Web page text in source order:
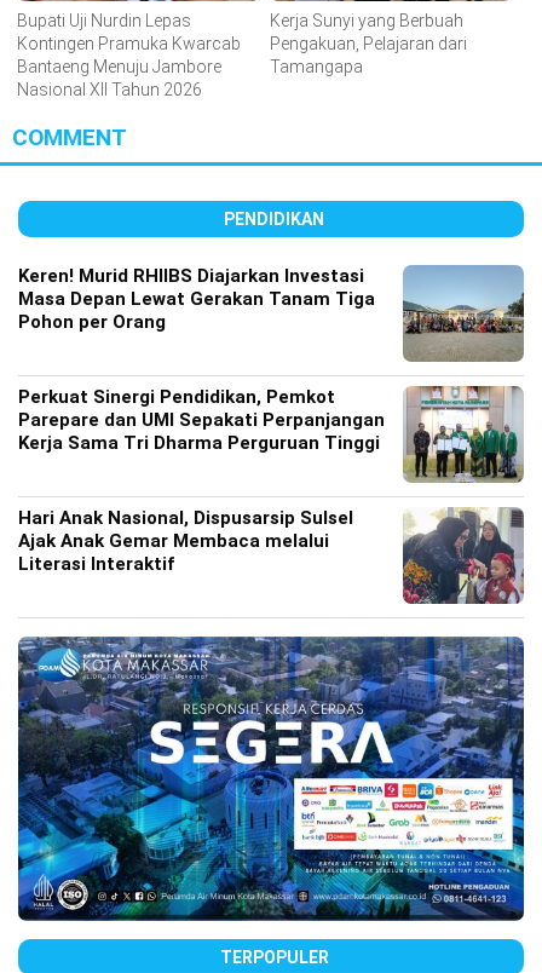
Bupati Uji Nurdin Lepas
Kontingen Pramuka Kwarcab
Bantaeng Menuju Jambore
Nasional XII Tahun 2026
Kerja Sunyi yang Berbuah
Pengakuan, Pelajaran dari
Tamangapa
COMMENT
PENDIDIKAN
Keren! Murid RHIIBS Diajarkan Investasi
Masa Depan Lewat Gerakan Tanam Tiga
Pohon per Orang
Perkuat Sinergi Pendidikan, Pemkot
Parepare dan UMI Sepakati Perpanjangan
Kerja Sama Tri Dharma Perguruan Tinggi
Hari Anak Nasional, Dispusarsip Sulsel
Ajak Anak Gemar Membaca melalui
Literasi Interaktif
TERPOPULER